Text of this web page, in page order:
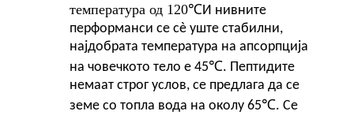
температура од 120℃И нивните
перформанси се сè уште стабилни,
најдобрата температура на апсорпција
на човечкото тело е 45℃. Пептидите
немаат строг услов, се предлага да се
земе со топла вода на околу 65℃. Се